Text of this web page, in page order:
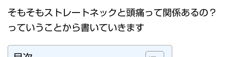
そもそもストレートネックと頭痛って関係あるの？
っていうことから書いていきます